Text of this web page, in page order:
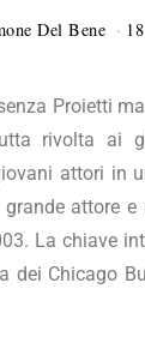
Del Bene
Proietti
rivolta ai
attori in
attore
La chiave
dei Chicago